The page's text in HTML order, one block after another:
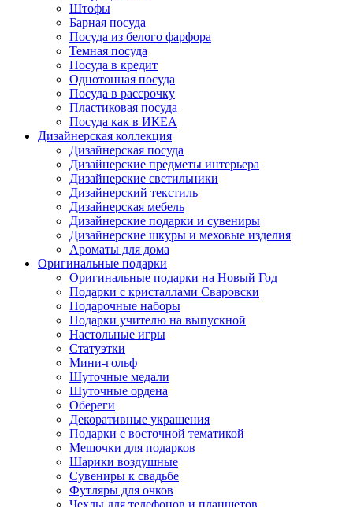
Штофы
Барная посуда
Посуда из белого фарфора
Темная посуда
Посуда в кредит
Однотонная посуда
Посуда в рассрочку
Пластиковая посуда
Посуда как в ИКЕА
Дизайнерская коллекция
Дизайнерская посуда
Дизайнерские предметы интерьера
Дизайнерские светильники
Дизайнерский текстиль
Дизайнерская мебель
Дизайнерские подарки и сувениры
Дизайнерские шкуры и меховые изделия
Ароматы для дома
Оригинальные подарки
Оригинальные подарки на Новый Год
Подарки с кристаллами Сваровски
Подарочные наборы
Подарки учителю на выпускной
Настольные игры
Статуэтки
Мини-гольф
Шуточные медали
Шуточные ордена
Обереги
Декоративные украшения
Подарки с восточной тематикой
Мешочки для подарков
Шарики воздушные
Сувениры к свадьбе
Футляры для очков
Чехлы для телефонов и планшетов